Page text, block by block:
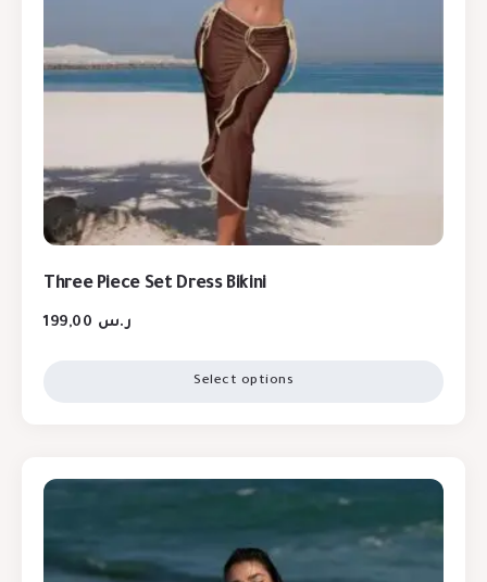
Three Piece Set Dress Bikini
ر.س
Select options